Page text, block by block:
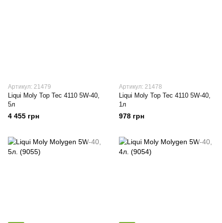
Артикул: 21479
Liqui Moly Top Tec 4110 5W-40,
5л
4 455 грн
Артикул: 21478
Liqui Moly Top Tec 4110 5W-40,
1л
978 грн